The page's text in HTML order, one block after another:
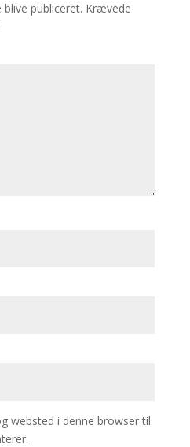
publiceret. Krævede
websted i denne browser til